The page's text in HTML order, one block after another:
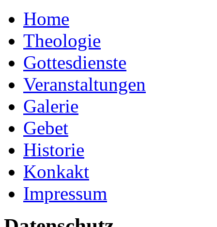
Home
Theologie
Gottesdienste
Veranstaltungen
Galerie
Gebet
Historie
Konkakt
Impressum